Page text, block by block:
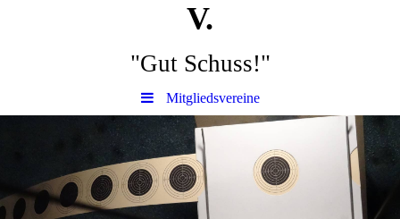
V.
"Gut Schuss!"
Mitgliedsvereine